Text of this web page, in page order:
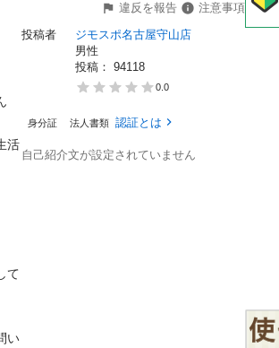
活
て
い
違反を報告
注意事項
投稿者
ジモスポ名古屋守山店
男性
投稿： 94118
0.0
身分証 法人書類 認証とは
自己紹介文が設定されていません